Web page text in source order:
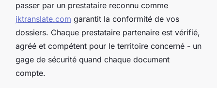
passer par un prestataire reconnu comme
jktranslate.com garantit la conformité de vos
dossiers. Chaque prestataire partenaire est vérifié,
agréé et compétent pour le territoire concerné - un
gage de sécurité quand chaque document
compte.